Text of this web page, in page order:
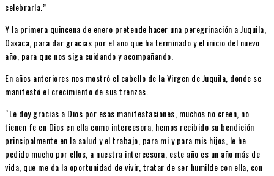
celebrarla.”
Y la primera quincena de enero pretende hacer una peregrinación a Juquila,
Oaxaca, para dar gracias por el año que ha terminado y el inicio del nuevo
año, para que nos siga cuidando y acompañando.
En años anteriores nos mostró el cabello de la Virgen de Juquila, donde se
manifestó el crecimiento de sus trenzas.
“Le doy gracias a Dios por esas manifestaciones, muchos no creen, no
tienen fe en Dios en ella como intercesora, hemos recibido su bendición
principalmente en la salud y el trabajo, para mi y para mis hijos, le he
pedido mucho por ellos, a nuestra intercesora, este año es un año más de
vida, que me da la oportunidad de vivir, tratar de ser humilde con ella, con